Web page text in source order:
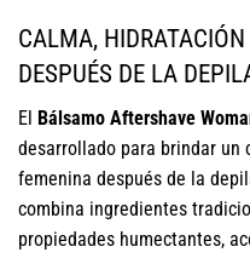
CALMA,
DESPUÉS DE LA
El Bálsamo Aftershave
desarrollado para brindar un
femenina después de la
combina ingredientes
propiedades humectantes,